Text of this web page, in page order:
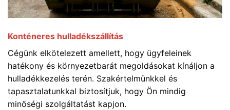
Konténeres hulladékszállítás
Cégünk elkötelezett amellett, hogy ügyfeleinek
hatékony és környezetbarát megoldásokat kínáljon a
hulladékkezelés terén. Szakértelmünkkel és
tapasztalatunkkal biztosítjuk, hogy Ön mindig
minőségi szolgáltatást kapjon.